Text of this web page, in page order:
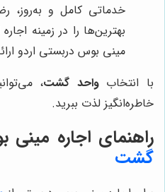
خدماتی کامل و به‌روز،
بهترین‌ها را در زمینه
مینی بوس دربستی اردو
با انتخابواحد گشت،
خاطره‌انگیز لذت ببرید.
راهنمای اجاره
گشت